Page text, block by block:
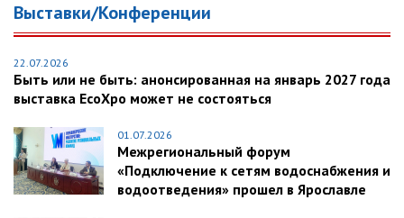
Выставки/Конференции
22.07.2026
Быть или не быть: анонсированная на январь 2027 года
выставка EcoXpo может не состояться
01.07.2026
Межрегиональный форум
«Подключение к сетям водоснабжения и
водоотведения» прошел в Ярославле